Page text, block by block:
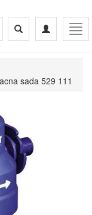
Toggle
navigation
Toggle
search
sada 529 111